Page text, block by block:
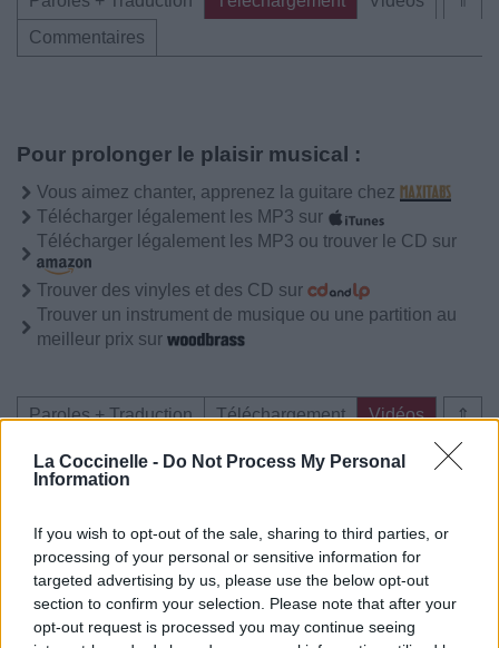
La Coccinelle - Do Not Process My Personal
Information
If you wish to opt-out of the sale, sharing to third parties, or
processing of your personal or sensitive information for
targeted advertising by us, please use the below opt-out
section to confirm your selection. Please note that after your
opt-out request is processed you may continue seeing
Commentaires
Pour prolonger le plaisir musical :
Vous aimez chanter, apprenez la guitare chez
Télécharger légalement les MP3 sur
Télécharger légalement les MP3 ou trouver le CD sur
Trouver des vinyles et des CD sur
Trouver un instrument de musique ou une partition au
meilleur prix sur
⇑
Paroles + Traduction Téléchargement
Vidéos
Commentaires